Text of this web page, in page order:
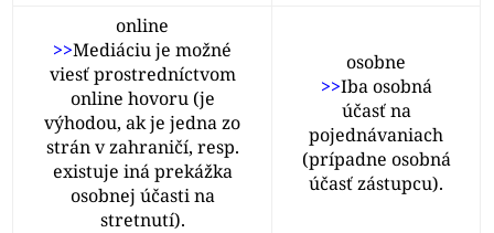
online
>>Mediáciu je možné
viesť prostredníctvom
online hovoru (je
výhodou, ak je jedna zo
strán v zahraničí, resp.
existuje iná prekážka
osobnej účasti na
stretnutí).
osobne
>>Iba osobná
účasť na
pojednávaniach
(prípadne osobná
účasť zástupcu).